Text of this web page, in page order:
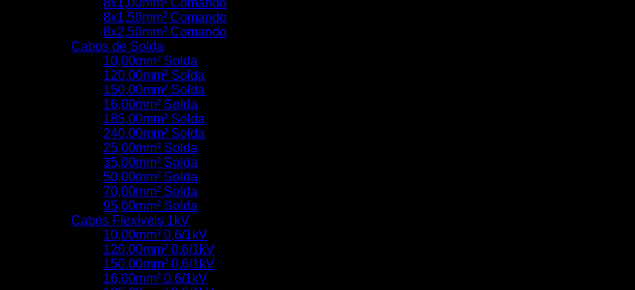
8x1,00mm² Comando
8x1,50mm² Comando
8x2,50mm² Comando
Cabos de Solda
10,00mm² Solda
120,00mm² Solda
150,00mm² Solda
16,00mm² Solda
185,00mm² Solda
240,00mm² Solda
25,00mm² Solda
35,00mm² Solda
50,00mm² Solda
70,00mm² Solda
95,00mm² Solda
Cabos Flexíveis 1kV
10,00mm² 0,6/1kV
120,00mm² 0,6/1kV
150,00mm² 0,6/1kV
16,00mm² 0,6/1kV